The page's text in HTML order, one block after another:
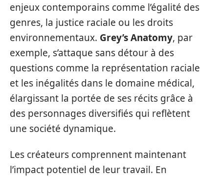
enjeux contemporains comme l’égalité des
genres, la justice raciale ou les droits
environnementaux. Grey’s Anatomy, par
exemple, s’attaque sans détour à des
questions comme la représentation raciale
et les inégalités dans le domaine médical,
élargissant la portée de ses récits grâce à
des personnages diversifiés qui reflètent
une société dynamique.
Les créateurs comprennent maintenant
l’impact potentiel de leur travail. En